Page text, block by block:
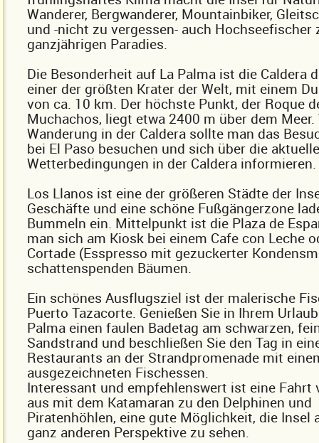
Wanderer, Bergwanderer, Mountainbiker,
und -nicht zu vergessen- auch Hochseefischer
ganzjährigen Paradies.
Die Besonderheit auf La Palma ist die Caldera
einer der größten Krater der Welt, mit einem
von ca. 10 km. Der höchste Punkt, der Roque
Muchachos, liegt etwa 2400 m über dem Meer.
Wanderung in der Caldera sollte man das
bei El Paso besuchen und sich über die
Wetterbedingungen in der Caldera informieren.
Los Llanos ist eine der größeren Städte der
Geschäfte und eine schöne Fußgängerzone
Bummeln ein. Mittelpunkt ist die Plaza de
man sich am Kiosk bei einem Cafe con Leche
Cortade (Esspresso mit gezuckerter
schattenspenden Bäumen.
Ein schönes Ausflugsziel ist der malerische
Puerto Tazacorte. Genießen Sie in Ihrem
Palma einen faulen Badetag am schwarzen,
Sandstrand und beschließen Sie den Tag in
Restaurants an der Strandpromenade mit
ausgezeichneten Fischessen.
Interessant und empfehlenswert ist eine Fahrt
aus mit dem Katamaran zu den Delphinen und
Piratenhöhlen, eine gute Möglichkeit, die Insel
ganz anderen Perspektive zu sehen.